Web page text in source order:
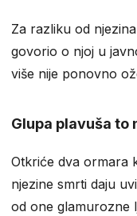
Za razliku od
govorio o njoj u
više nije ponovno
Glupa plavuša to
Otkriće dva ormara
njezine smrti daju
od one glamurozne